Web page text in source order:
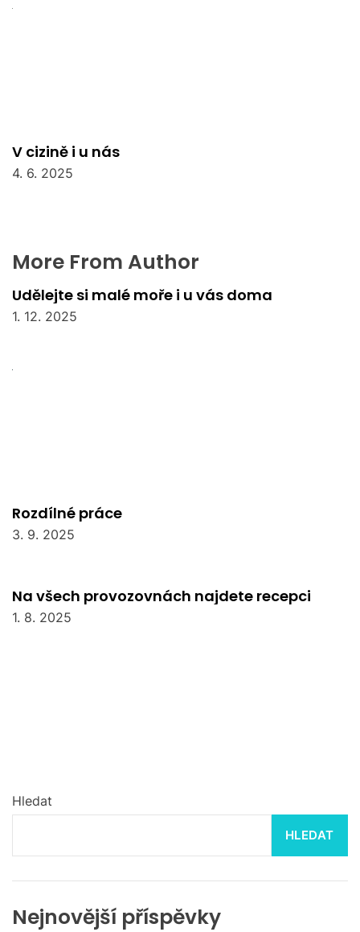
V cizině i u nás
4. 6. 2025
More From Author
Udělejte si malé moře i u vás doma
1. 12. 2025
Rozdílné práce
3. 9. 2025
Na všech provozovnách najdete recepci
1. 8. 2025
Hledat
HLEDAT
Nejnovější příspěvky